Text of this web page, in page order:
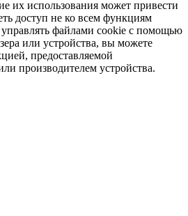
их использования может привести
доступ не ко всем функциям
управлять файлами cookie с помощью
или устройства, вы можете
предоставляемой
производителем устройства.